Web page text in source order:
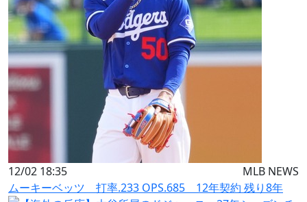
12/02 18:35
MLB NEWS
ムーキーベッツ 打率.233 OPS.685 12年契約 残り8年